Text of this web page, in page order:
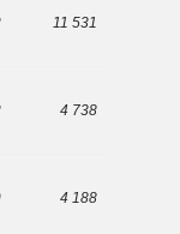
11 531
4 738
4 188